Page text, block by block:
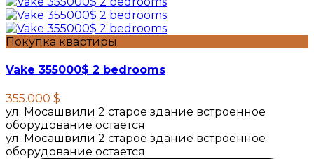
Покупка квартиры
Vake 355000$ 2 bedrooms
355.000 $
ул. Мосашвили 2 старое здание встроенное
оборудование остается
ул. Мосашвили 2 старое здание встроенное
оборудование остается